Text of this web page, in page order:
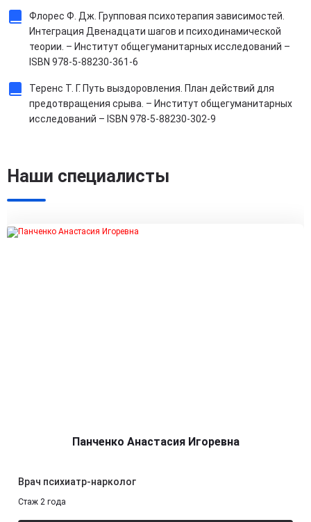
Флорес Ф. Дж. Групповая психотерапия зависимостей.
Интеграция Двенадцати шагов и психодинамической
теории. – Институт общегуманитарных исследований –
ISBN 978-5-88230-361-6
Теренс Т. Г. Путь выздоровления. План действий для
предотвращения срыва. – Институт общегуманитарных
исследований – ISBN 978-5-88230-302-9
Наши специалисты
Панченко Анастасия Игоревна
Врач психиатр-нарколог
Стаж 2 года